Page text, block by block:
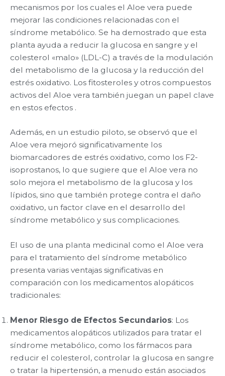
mecanismos por los cuales el Aloe vera puede
mejorar las condiciones relacionadas con el
síndrome metabólico. Se ha demostrado que esta
planta ayuda a reducir la glucosa en sangre y el
colesterol «malo» (LDL-C) a través de la modulación
del metabolismo de la glucosa y la reducción del
estrés oxidativo. Los fitosteroles y otros compuestos
activos del Aloe vera también juegan un papel clave
en estos efectos .
Además, en un estudio piloto, se observó que el
Aloe vera mejoró significativamente los
biomarcadores de estrés oxidativo, como los F2-
isoprostanos, lo que sugiere que el Aloe vera no
solo mejora el metabolismo de la glucosa y los
lípidos, sino que también protege contra el daño
oxidativo, un factor clave en el desarrollo del
síndrome metabólico y sus complicaciones​.
El uso de una planta medicinal como el Aloe vera
para el tratamiento del síndrome metabólico
presenta varias ventajas significativas en
comparación con los medicamentos alopáticos
tradicionales:
Menor Riesgo de Efectos Secundarios: Los
medicamentos alopáticos utilizados para tratar el
síndrome metabólico, como los fármacos para
reducir el colesterol, controlar la glucosa en sangre
o tratar la hipertensión, a menudo están asociados